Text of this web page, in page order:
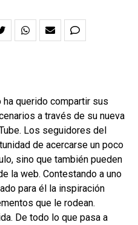
ha querido compartir sus
a través de su nueva
Los seguidores del
de acercarse un poco
sino que también pueden
la web. Contestando a uno
para él la inspiración
que le rodean.
De todo lo que pasa a